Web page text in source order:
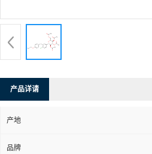
产品详请
产地
品牌